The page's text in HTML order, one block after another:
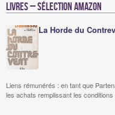
Livres – Sélection Amazon
La Horde du
Liens rémunérés : en tant que
les achats remplissant les conditions